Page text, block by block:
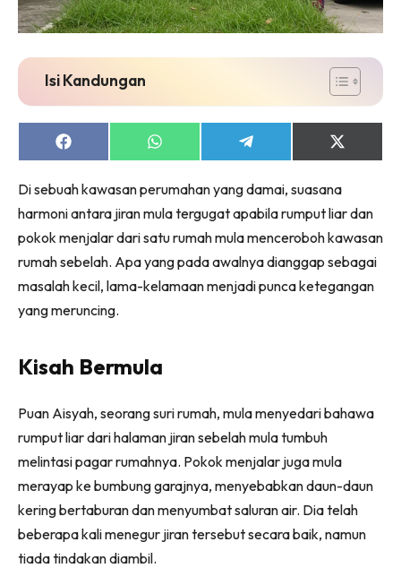
Bilik Air
Bilik Tidur
Dapur
Ruang Makan
Menarik Lagi
Casa Impiana
Impiana Makeover
Makeover Ruang Selebriti
Destinasi
Hotel
Kafe
Hartanah
Landed
Beli Di Mana
Buat Sendiri
Ilham Impiana
Ilham Impiana 360
Ilham Impiana Inspirasi Selebriti
Impiana TV
Isi Kandungan
Share
on
Share
on
Share
on
Share
on
(Twitter)
Di sebuah kawasan perumahan yang damai, suasana
harmoni antara jiran mula tergugat apabila rumput liar dan
pokok menjalar dari satu rumah mula menceroboh kawasan
rumah sebelah. Apa yang pada awalnya dianggap sebagai
masalah kecil, lama-kelamaan menjadi punca ketegangan
yang meruncing.
Kisah Bermula
Puan Aisyah, seorang suri rumah, mula menyedari bahawa
rumput liar dari halaman jiran sebelah mula tumbuh
melintasi pagar rumahnya. Pokok menjalar juga mula
merayap ke bumbung garajnya, menyebabkan daun-daun
kering bertaburan dan menyumbat saluran air. Dia telah
beberapa kali menegur jiran tersebut secara baik, namun
tiada tindakan diambil.